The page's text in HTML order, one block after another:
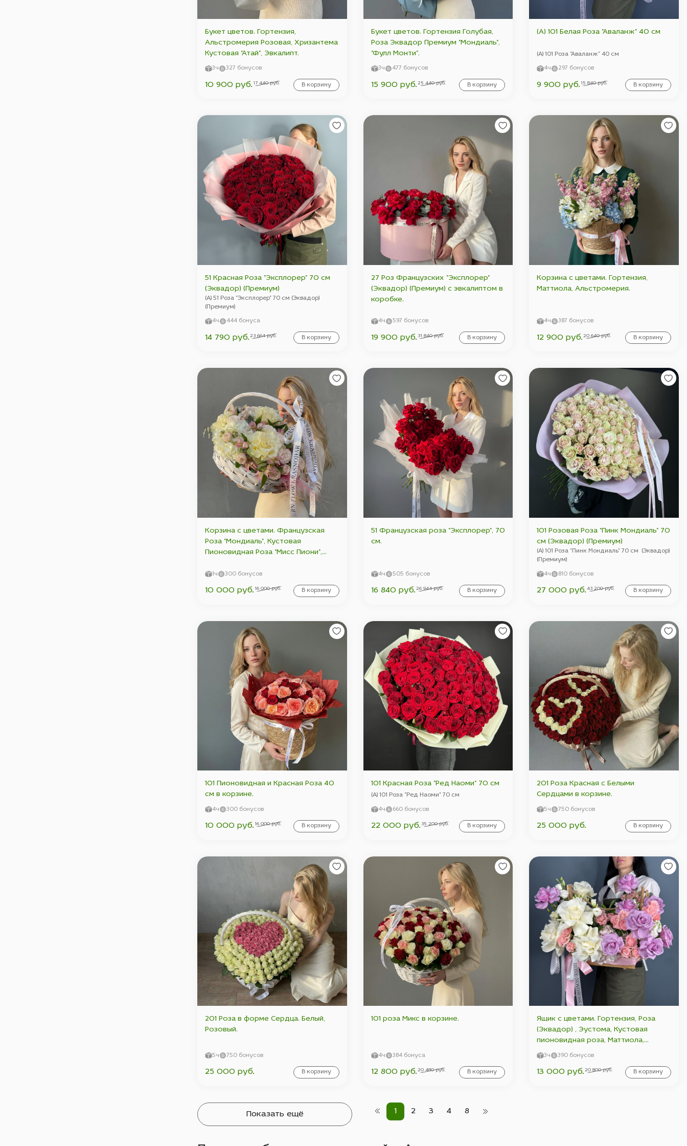
Букет цветов. Гортензия,
Альстромерия Розовая, Хризантема
Кустовая "Атай", Эвкалипт.
3ч 327 бонусов
10 900 руб. 17 440 руб. В корзину
Букет цветов. Гортензия Голубая,
Роза Эквадор Премиум "Мондиаль",
"Фулл Монти".
3ч 477 бонусов
15 900 руб.25 440 руб. В корзину
(А) 101 Белая Роза "Аваланж" 40 см
(А) 101 Роза "Аваланж" 40 см
4ч 297 бонусов
9 900 руб. 15 840 руб. В корзину
51 Красная Роза "Эксплорер" 70 см
(Эквадор) (Премиум)
(А) 51 Роза "Эксплорер" 70 см (Эквадор)
(Премиум)
4ч 444 бонуса
14 790 руб.23 664 руб. В корзину
27 Роз Французских "Эксплорер"
(Эквадор) (Премиум) с эвкалиптом в
коробке.
4ч 597 бонусов
19 900 руб. 31 840 руб. В корзину
Корзина с цветами. Гортензия,
Маттиола, Альстромерия.
4ч 387 бонусов
12 900 руб. 20 640 руб. В корзину
Корзина с цветами. Французская
Роза "Мондиаль", Кустовая
Пионовидная Роза "Мисс Пиони",
Сухоцвет.
1ч 300 бонусов
10 000 руб. 16 000 руб. В корзину
51 Французская роза "Эксплорер", 70
см.
4ч 505 бонусов
16 840 руб.26 944 руб. В корзину
101 Розовая Роза "Пинк Мондиаль" 70
см (Эквадор) (Премиум)
(А) 101 Роза "Пинк Мондиаль" 70 см (Эквадор)
(Премиум)
4ч 810 бонусов
27 000 руб. 43 200 руб. В корзину
101 Пионовидная и Красная Роза 40
см в корзине.
4ч 300 бонусов
10 000 руб. 16 000 руб. В корзину
101 Красная Роза "Ред Наоми" 70 см
(А) 101 Роза "Ред Наоми" 70 см
4ч 660 бонусов
22 000 руб. 35 200 руб. В корзину
201 Роза Красная с Белыми
Сердцами в корзине.
5ч 750 бонусов
25 000 руб. В корзину
201 Роза в форме Сердца. Белый,
Розовый.
5ч 750 бонусов
25 000 руб. В корзину
101 роза Микс в корзине.
4ч 384 бонуса
12 800 руб.20 480 руб. В корзину
Ящик с цветами. Гортензия, Роза
(Эквадор) , Эустома, Кустовая
пионовидная роза, Маттиола,
эвкалипт.
3ч 390 бонусов
13 000 руб. 20 800 руб. В корзину
Показать ещё 1 2 3 4 8